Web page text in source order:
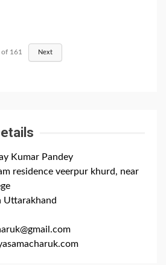
of 161 Next
Kumar Pandey
residence veerpur khurd, near
Uttarakhand